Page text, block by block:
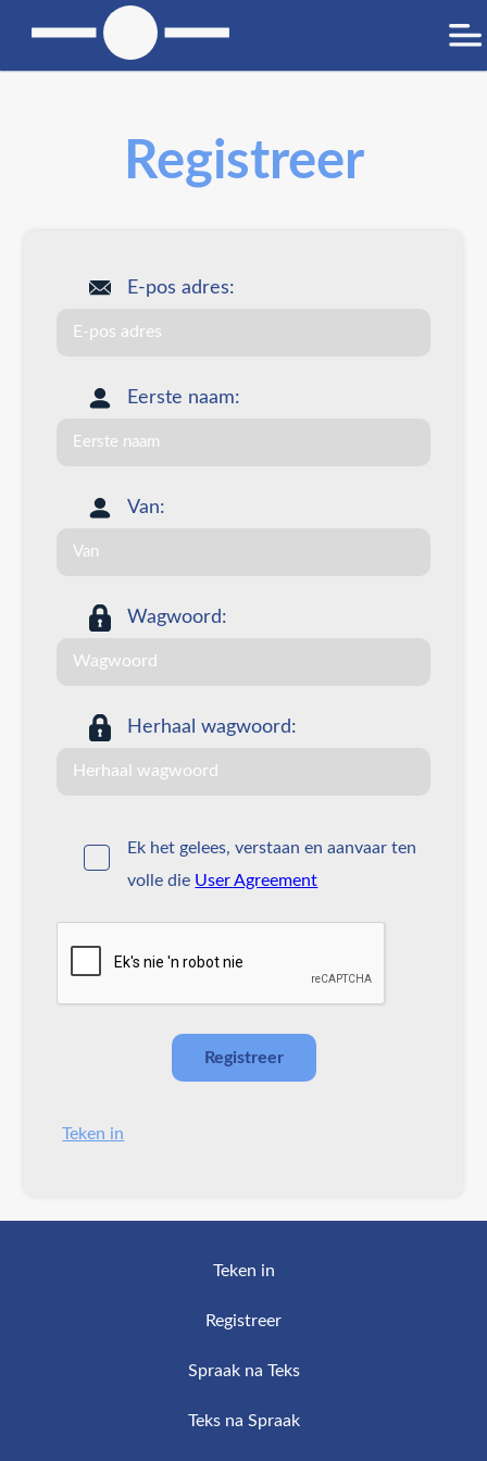
Registreer
E-pos adres:
Eerste naam:
Van:
Wagwoord:
Herhaal wagwoord:
Ek het gelees, verstaan en aanvaar ten
volle die User Agreement
Teken in
Teken in
Registreer
Spraak na Teks
Teks na Spraak